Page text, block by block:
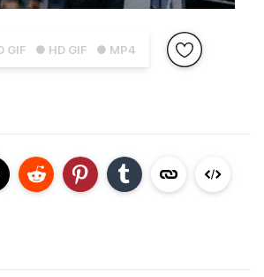
GIF ● HD GIF ● MP4